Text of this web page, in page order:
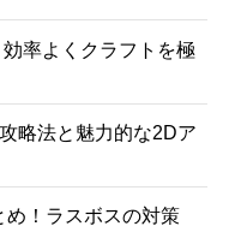
率よくクラフトを極
略法と魅力的な2Dア
！ラスボスの対策